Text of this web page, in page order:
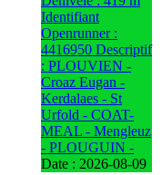
Identifiant
Openrunner :
4416950 Descriptif
: PLOUVIEN -
Croaz Eugan -
Kerdalaes - St
Urfold - COAT-
MEAL - Mengleuz
- PLOUGUIN -
Date : 2026-08-09